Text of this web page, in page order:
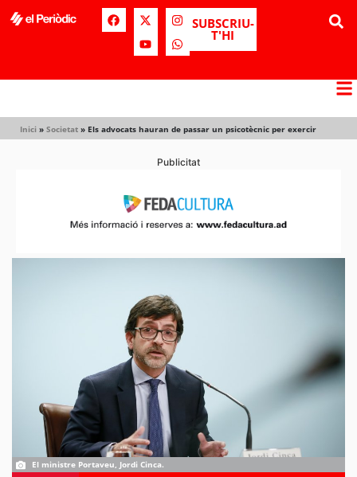
SUBSCRIU-
T'HI
Inici » Societat » Els advocats hauran de passar un psicotècnic per exercir
Publicitat
El ministre Portaveu, Jordi Cinca.